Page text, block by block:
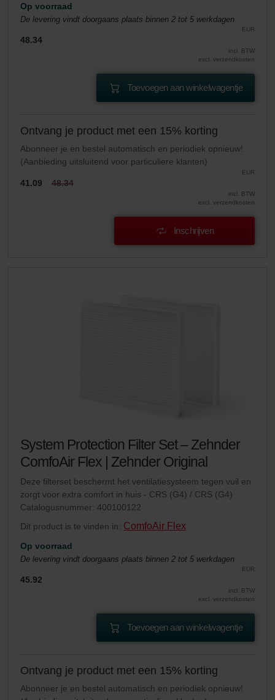
Op voorraad
De levering vindt doorgaans plaats binnen 2 tot 5 werkdagen
EUR
48.34
incl. BTW
excl. verzendkosten
Toevoegen aan winkelwagentje
Ontvang je product met een 15% korting
Abonneer je en bestel automatisch en periodiek opnieuw!
(Aanbieding uitsluitend voor particuliere klanten)
EUR
41.09 48.34
incl. BTW
excl. verzendkosten
Inschrijven
System Protection Filter Set – Zehnder
ComfoAir Flex | Zehnder Original
Deze filterset beschermt het ventilatiesysteem tegen vuil en
zorgt voor extra comfort in huis - CRS (G4) / CRS (G4)
Catalogusnummer: 400100122
Dit product is te vinden in: ComfoAir Flex
Op voorraad
De levering vindt doorgaans plaats binnen 2 tot 5 werkdagen
EUR
45.92
incl. BTW
excl. verzendkosten
Toevoegen aan winkelwagentje
Ontvang je product met een 15% korting
Abonneer je en bestel automatisch en periodiek opnieuw!